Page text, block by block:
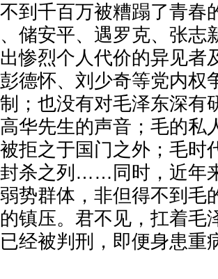
到千百万被糟蹋了青春
储安平、遇罗克、张志
烈个人代价的异见者
德怀、刘少奇等党内权
；也没有对毛泽东深有
华先生的声音；毛的私
拒之于国门之外；毛时
杀之列……同时，近年
势群体，非但得不到毛
镇压。君不见，扛着毛
经被判刑，即便身患重